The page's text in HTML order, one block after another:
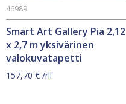
Smart Art Gallery Pia 2,12
x 2,7 m yksivärinen
valokuvatapetti
46989
157,70 € /rll